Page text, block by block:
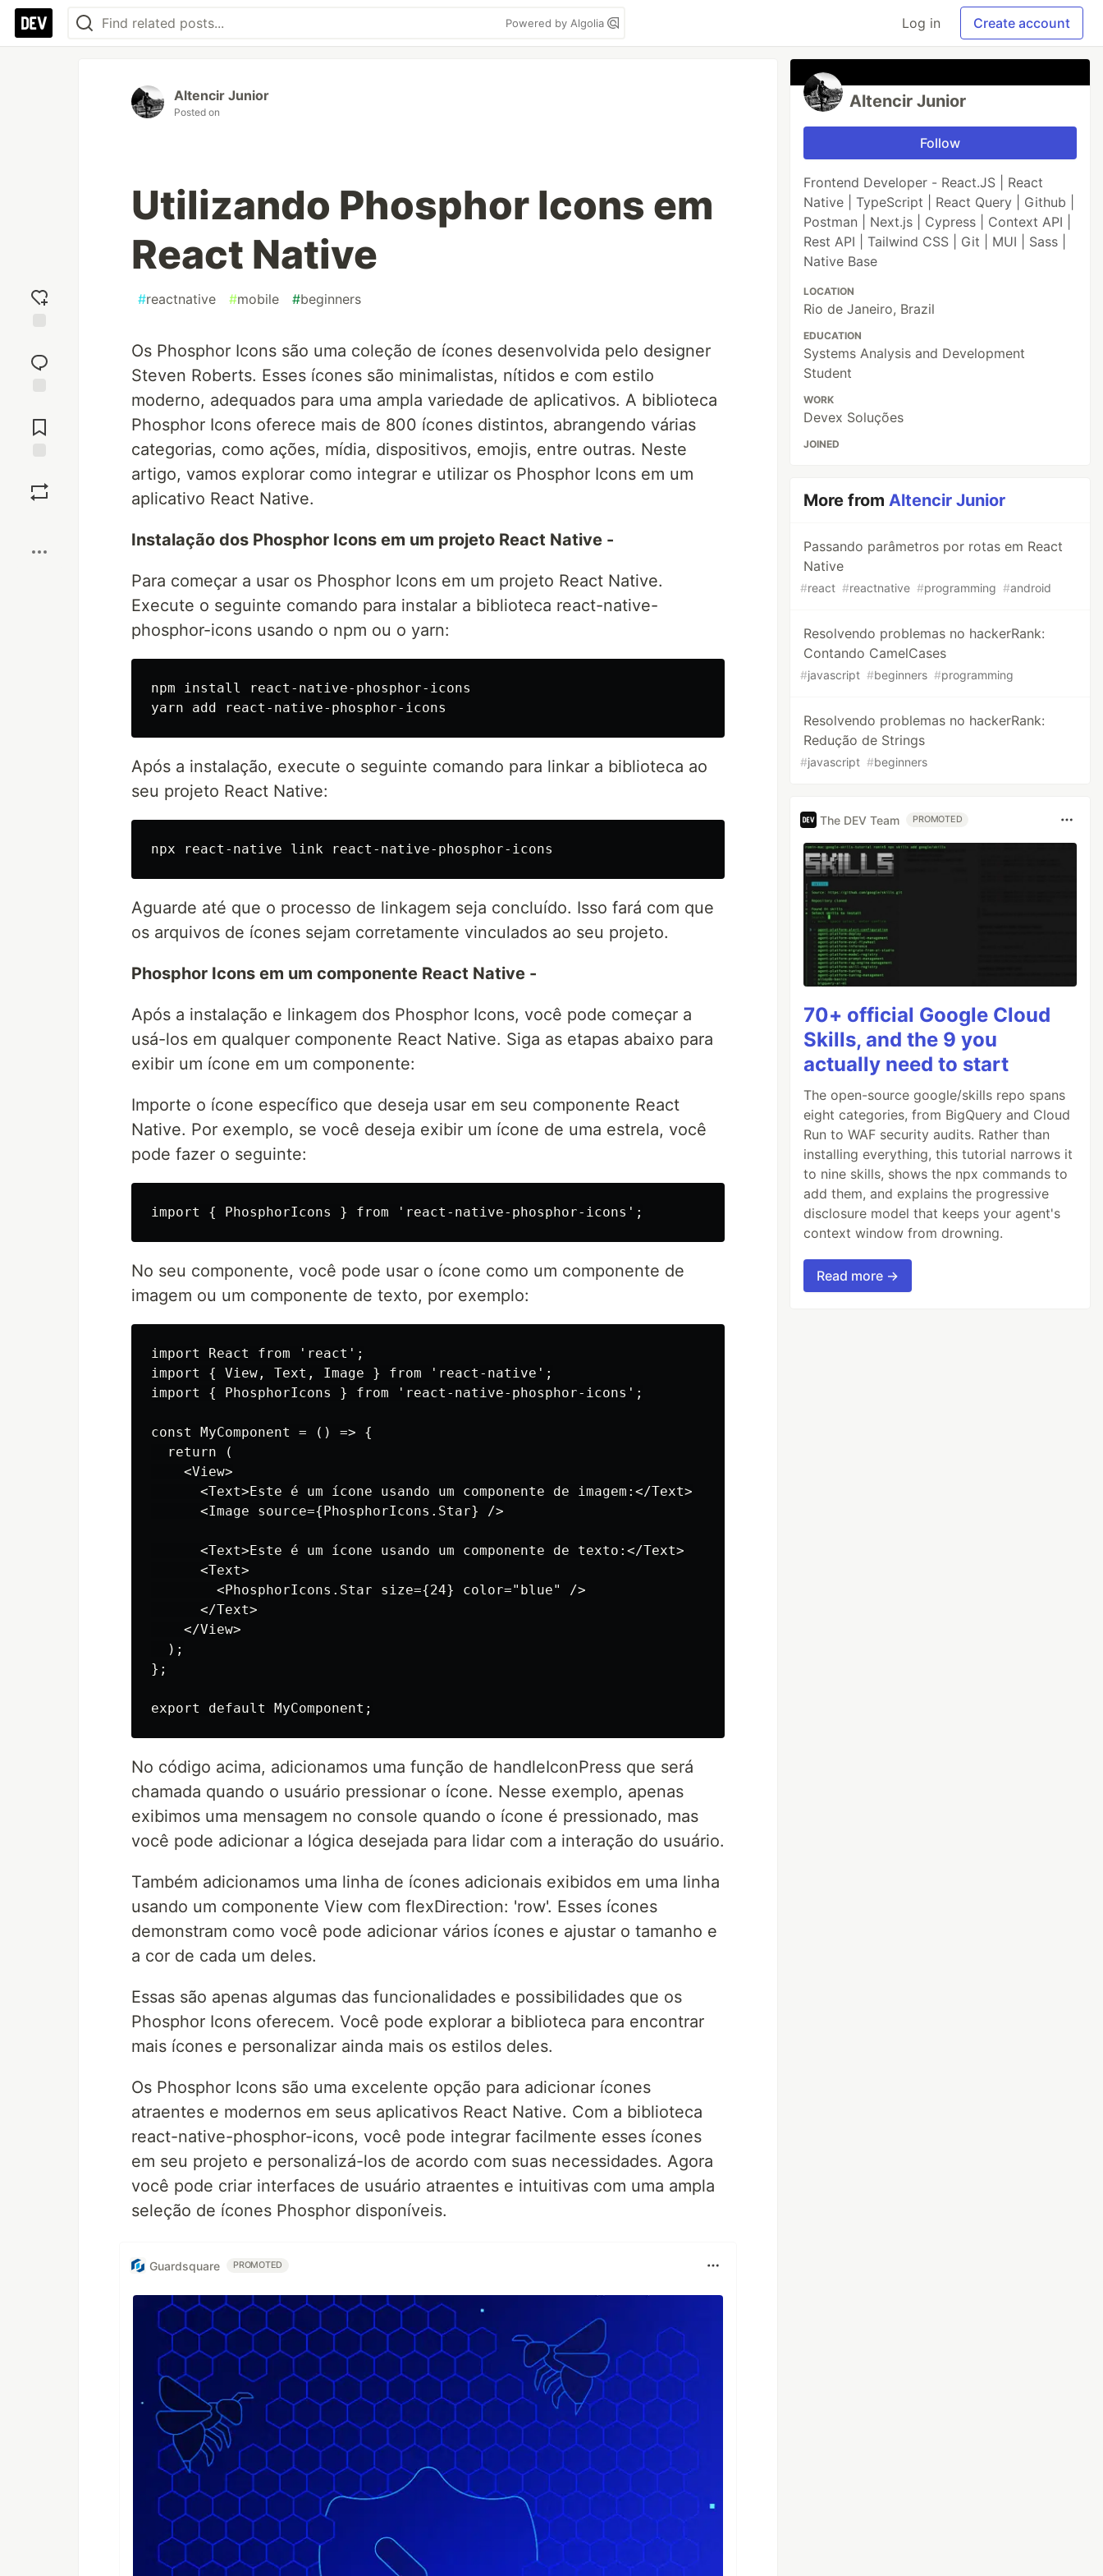
Powered by Algolia Log in Create account
reaction
Comments
Altencir Junior
Posted on
Utilizando Phosphor Icons em
React Native
#reactnative #mobile #beginners
Os Phosphor Icons são uma coleção de ícones desenvolvida pelo designer
Steven Roberts. Esses ícones são minimalistas, nítidos e com estilo
moderno, adequados para uma ampla variedade de aplicativos. A biblioteca
Phosphor Icons oferece mais de 800 ícones distintos, abrangendo várias
categorias, como ações, mídia, dispositivos, emojis, entre outras. Neste
artigo, vamos explorar como integrar e utilizar os Phosphor Icons em um
aplicativo React Native.
Instalação dos Phosphor Icons em um projeto React Native -
Para começar a usar os Phosphor Icons em um projeto React Native.
Execute o seguinte comando para instalar a biblioteca react-native-
phosphor-icons usando o npm ou o yarn:
npm install react-native-phosphor-icons
Após a instalação, execute o seguinte comando para linkar a biblioteca ao
seu projeto React Native:
Aguarde até que o processo de linkagem seja concluído. Isso fará com que
os arquivos de ícones sejam corretamente vinculados ao seu projeto.
Phosphor Icons em um componente React Native -
Após a instalação e linkagem dos Phosphor Icons, você pode começar a
usá-los em qualquer componente React Native. Siga as etapas abaixo para
exibir um ícone em um componente:
Importe o ícone específico que deseja usar em seu componente React
Native. Por exemplo, se você deseja exibir um ícone de uma estrela, você
pode fazer o seguinte:
No seu componente, você pode usar o ícone como um componente de
imagem ou um componente de texto, por exemplo:
import React from 'react';
import { View, Text, Image } from 'react-native';
import { PhosphorIcons } from 'react-native-phosphor-icons';
const MyComponent = () => {
  return (
    <View>
      <Text>Este é um ícone usando um componente de imagem:</Text>
      <Image source={PhosphorIcons.Star} />
      <Text>Este é um ícone usando um componente de texto:</Text>
      <Text>
        <PhosphorIcons.Star size={24} color="blue" />
      </Text>
    </View>
  );
};
No código acima, adicionamos uma função de handleIconPress que será
chamada quando o usuário pressionar o ícone. Nesse exemplo, apenas
exibimos uma mensagem no console quando o ícone é pressionado, mas
você pode adicionar a lógica desejada para lidar com a interação do usuário.
Também adicionamos uma linha de ícones adicionais exibidos em uma linha
usando um componente View com flexDirection: 'row'. Esses ícones
demonstram como você pode adicionar vários ícones e ajustar o tamanho e
a cor de cada um deles.
Essas são apenas algumas das funcionalidades e possibilidades que os
Phosphor Icons oferecem. Você pode explorar a biblioteca para encontrar
mais ícones e personalizar ainda mais os estilos deles.
Os Phosphor Icons são uma excelente opção para adicionar ícones
atraentes e modernos em seus aplicativos React Native. Com a biblioteca
react-native-phosphor-icons, você pode integrar facilmente esses ícones
em seu projeto e personalizá-los de acordo com suas necessidades. Agora
você pode criar interfaces de usuário atraentes e intuitivas com uma ampla
seleção de ícones Phosphor disponíveis.
Guardsquare PROMOTED
Altencir Junior
Follow
Frontend Developer - React.JS | React
Native | TypeScript | React Query | Github |
Postman | Next.js | Cypress | Context API |
Rest API | Tailwind CSS | Git | MUI | Sass |
Native Base
LOCATION
Rio de Janeiro, Brazil
EDUCATION
Systems Analysis and Development
Student
WORK
Devex Soluções
JOINED
More fromAltencir Junior
Passando parâmetros por rotas em React
Native
#react #reactnative #programming #android
Resolvendo problemas no hackerRank:
Contando CamelCases
#javascript #beginners #programming
Resolvendo problemas no hackerRank:
Redução de Strings
#javascript #beginners
The DEV Team PROMOTED
70+ official Google Cloud
Skills, and the 9 you
actually need to start
The open-source google/skills repo spans
eight categories, from BigQuery and Cloud
Run to WAF security audits. Rather than
installing everything, this tutorial narrows it
to nine skills, shows the npx commands to
add them, and explains the progressive
disclosure model that keeps your agent's
context window from drowning.
Read more →